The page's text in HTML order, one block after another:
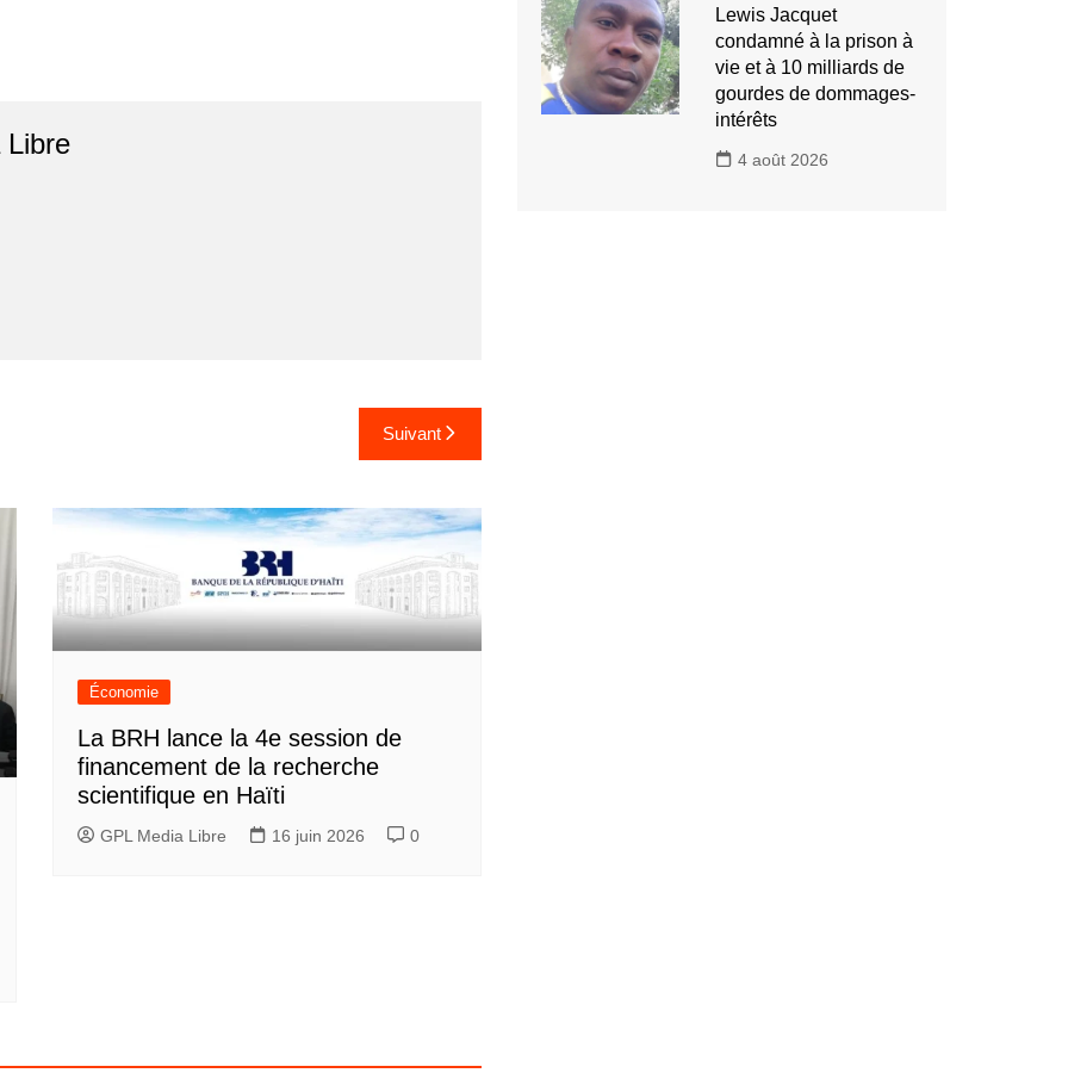
Libre
Suivant
Économie
La BRH lance la 4e session de
financement de la recherche
scientifique en Haïti
GPL Media Libre 16 juin 2026 0
Lewis Jacquet
condamné à la prison à
vie et à 10 milliards de
gourdes de dommages-
intérêts
4 août 2026